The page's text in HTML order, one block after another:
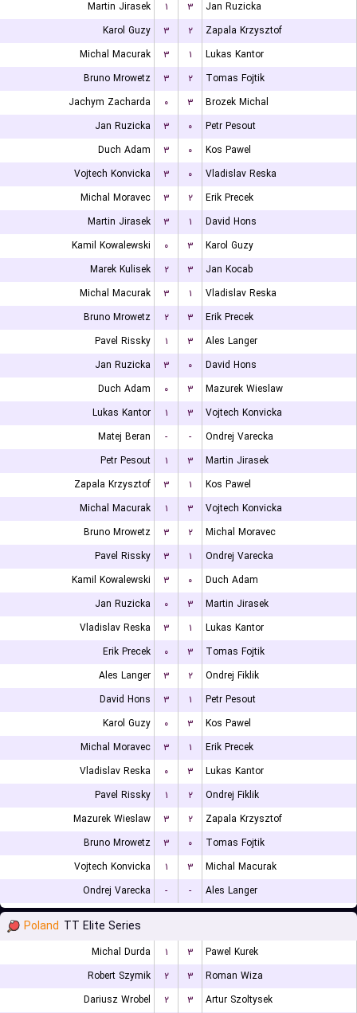
Martin Jirasek ۱ ۳
Jan Ruzicka
Karol Guzy
۳ ۲
Zapala Krzysztof
Michal Macurak
۳ ۱
Lukas Kantor
Bruno Mrowetz
۳ ۲
Tomas Fojtik
Jachym Zacharda
۰ ۳
Brozek Michal
Jan Ruzicka
۳ ۰
Petr Pesout
Duch Adam
۳ ۰
Kos Pawel
Vojtech Konvicka
۳ ۰
Vladislav Reska
Michal Moravec
۳ ۲
Erik Precek
Martin Jirasek
۳ ۱
David Hons
Kamil Kowalewski
۰ ۳
Karol Guzy
Marek Kulisek
۲ ۳
Jan Kocab
Michal Macurak
۳ ۱
Vladislav Reska
Bruno Mrowetz
۲ ۳
Erik Precek
Pavel Rissky
۱ ۳
Ales Langer
Jan Ruzicka
۳ ۰
David Hons
Duch Adam
۰ ۳
Mazurek Wieslaw
Lukas Kantor
۱ ۳
Vojtech Konvicka
Matej Beran
- -
Ondrej Varecka
Petr Pesout
۱ ۳
Martin Jirasek
Zapala Krzysztof
۳ ۱
Kos Pawel
Michal Macurak
۱ ۳
Vojtech Konvicka
Bruno Mrowetz
۳ ۲
Michal Moravec
Pavel Rissky
۳ ۱
Ondrej Varecka
Kamil Kowalewski
۳ ۰
Duch Adam
Jan Ruzicka
۰ ۳
Martin Jirasek
Vladislav Reska
۳ ۱
Lukas Kantor
Erik Precek
۰ ۳
Tomas Fojtik
Ales Langer
۳ ۲
Ondrej Fiklik
David Hons
۳ ۱
Petr Pesout
Karol Guzy
۰ ۳
Kos Pawel
Michal Moravec
۳ ۱
Erik Precek
Vladislav Reska
۰ ۳
Lukas Kantor
Pavel Rissky
۱ ۲
Ondrej Fiklik
Mazurek Wieslaw
۳ ۲
Zapala Krzysztof
Bruno Mrowetz
۳ ۰
Tomas Fojtik
Vojtech Konvicka
۱ ۳
Michal Macurak
Ondrej Varecka
- - Ales Langer
Poland TT Elite Series
Michal Durda ۱ ۳
Pawel Kurek
Robert Szymik
۲ ۳
Roman Wiza
Dariusz Wrobel
۲ ۳
Artur Szoltysek